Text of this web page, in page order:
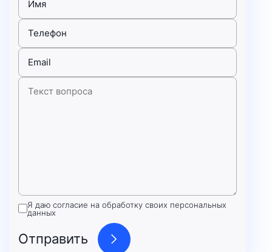
Я даю согласие на обработку своих персональных
данных